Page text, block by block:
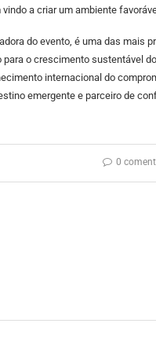
a criar um ambiente
do evento, é uma das
o crescimento sustentável
internacional do
emergente e parceiro de
0